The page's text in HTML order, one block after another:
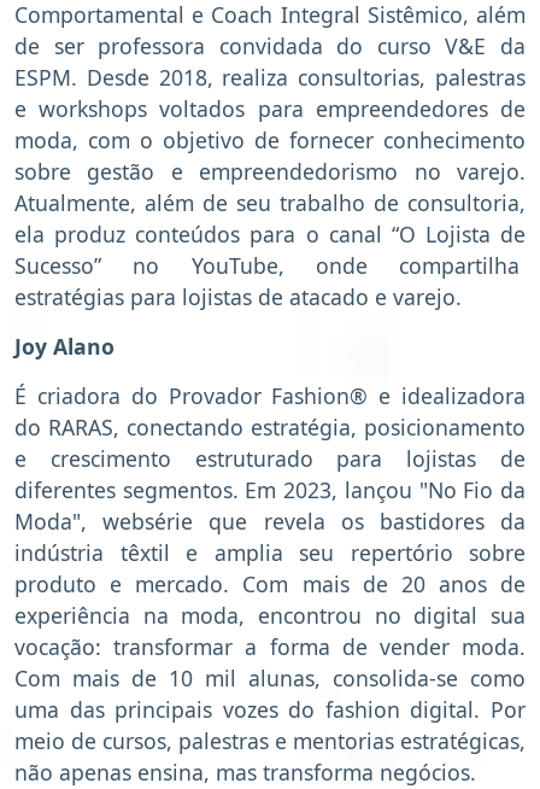
Comportamental e Coach Integral Sistêmico, além
de ser professora convidada do curso V&E da
ESPM. Desde 2018, realiza consultorias, palestras
e workshops voltados para empreendedores de
moda, com o objetivo de fornecer conhecimento
sobre gestão e empreendedorismo no varejo.
Atualmente, além de seu trabalho de consultoria,
ela produz conteúdos para o canal “O Lojista de
Sucesso” no YouTube, onde compartilha
estratégias para lojistas de atacado e varejo.
Joy Alano
É criadora do Provador Fashion® e idealizadora
do RARAS, conectando estratégia, posicionamento
e crescimento estruturado para lojistas de
diferentes segmentos. Em 2023, lançou "No Fio da
Moda", websérie que revela os bastidores da
indústria têxtil e amplia seu repertório sobre
produto e mercado. Com mais de 20 anos de
experiência na moda, encontrou no digital sua
vocação: transformar a forma de vender moda.
Com mais de 10 mil alunas, consolida-se como
uma das principais vozes do fashion digital. Por
meio de cursos, palestras e mentorias estratégicas,
não apenas ensina, mas transforma negócios.